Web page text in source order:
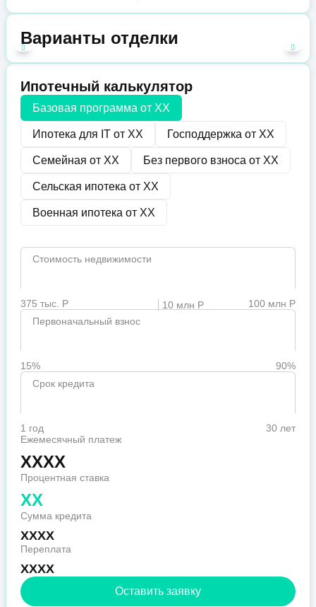
Варианты отделки
Ипотечный калькулятор
Базовая программа от XX
Ипотека для IT от XX Господдержка от XX
Семейная от XX Без первого взноса от XX
Сельская ипотека от XX
Военная ипотека от XX
Стоимость недвижимости
375 тыс. Р 10 млн Р
100 млн Р
Первоначальный взнос
15%
90%
Срок кредита
1 год
30 лет
Ежемесячный платеж
XXXX
Процентная ставка
XX
Сумма кредита
XXXX
Переплата
XXXX
Оставить заявку